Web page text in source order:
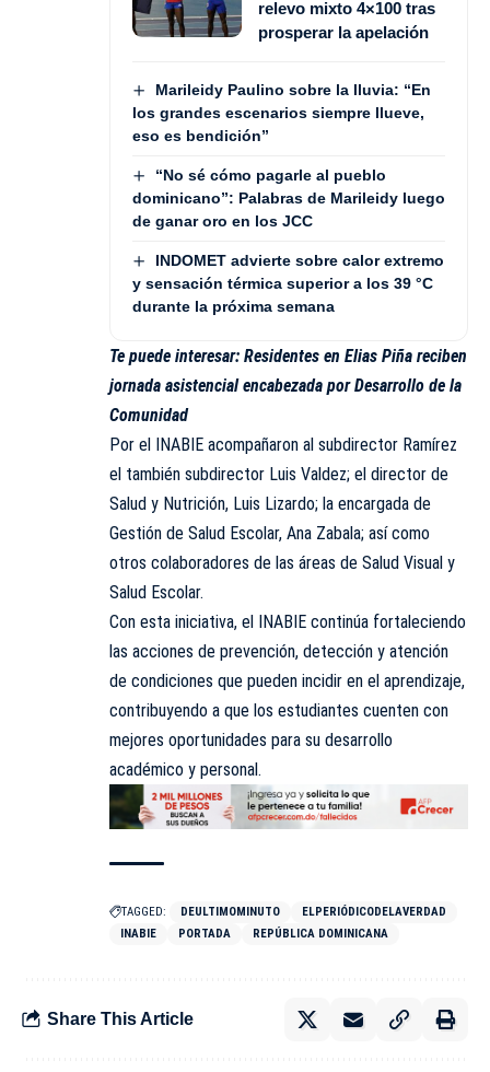
relevo mixto 4×100 tras
prosperar la apelación
Marileidy Paulino sobre la lluvia: “En
los grandes escenarios siempre llueve,
eso es bendición”
“No sé cómo pagarle al pueblo
dominicano”: Palabras de Marileidy luego
de ganar oro en los JCC
INDOMET advierte sobre calor extremo
y sensación térmica superior a los 39 °C
durante la próxima semana
Te puede interesar: Residentes en Elias Piña reciben
jornada asistencial encabezada por Desarrollo de la
Comunidad
Por el INABIE acompañaron al subdirector Ramírez
el también subdirector Luis Valdez; el director de
Salud y Nutrición, Luis Lizardo; la encargada de
Gestión de Salud Escolar, Ana Zabala; así como
otros colaboradores de las áreas de Salud Visual y
Salud Escolar.
Con esta iniciativa, el INABIE continúa fortaleciendo
las acciones de prevención, detección y atención
de condiciones que pueden incidir en el aprendizaje,
contribuyendo a que los estudiantes cuenten con
mejores oportunidades para su desarrollo
académico y personal.
TAGGED: DEULTIMOMINUTO
ELPERIÓDICODELAVERDAD
INABIE
PORTADA REPÚBLICA DOMINICANA
Share This Article